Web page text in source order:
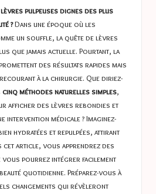
pulpeuses dignes des plus
?Dans une époque où les
un souffle, la quête de lèvres
que jamais actuelle. Pourtant, la
des résultats rapides mais
à la chirurgie. Que diriez-
cinq méthodes naturelles simples,
afficher des lèvres rebondies et
intervention médicale ? Imaginez-
hydratées et repulpées, attirant
article, vous apprendrez des
vous pourrez intégrer facilement
quotidienne. Préparez-vous à
changements qui révèleront